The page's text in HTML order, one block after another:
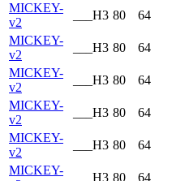
MICKEY-
v2
___H3 80 64
MICKEY-
v2
___H3 80 64
MICKEY-
v2
___H3 80 64
MICKEY-
v2
___H3 80 64
MICKEY-
v2
___H3 80 64
MICKEY-
___H3 80 64